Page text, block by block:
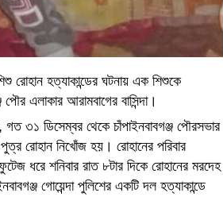
রোহান হত্যাকান্ডের ঘটনায় এক শিশুকে
এলাকার আরামবাগের বাসিন্দা।
৩১ ডিসেম্বর থেকে চাঁপাইনবাবগঞ্জ পৌরসভার
রোহান নিখোঁজ হয়। রোহানের পরিবার
ধরে শনিবার রাত ৮টার দিকে রোহানের মরদেহ
গোয়েন্দা পুলিশের একটি দল হত্যাকান্ডে